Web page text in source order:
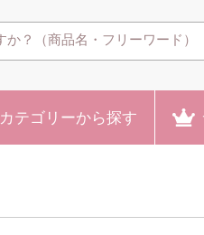
カテゴリーから探す